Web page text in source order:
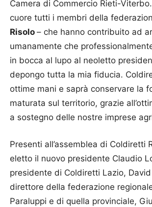
Camera di Commercio Rieti-
cuore tutti i membri della
Risolo – che hanno contribuito ad
umanamente che
in bocca al lupo al neoletto
depongo tutta la mia fiducia.
ottime mani e saprà conservare la
maturata sul territorio, grazie
a sostegno delle nostre imprese
Presenti all’assemblea di Coldiretti
eletto il nuovo presidente Claudio
presidente di Coldiretti Lazio,
direttore della federazione
Paraluppi e di quella provinciale,